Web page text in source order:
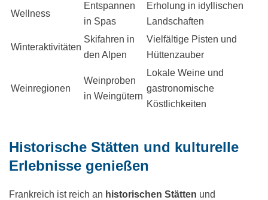
Wellness
Entspannen
in Spas
Erholung in idyllischen
Landschaften
Winteraktivitäten
Skifahren in
den Alpen
Vielfältige Pisten und
Hüttenzauber
Weinregionen
Weinproben
in Weingütern
Lokale Weine und
gastronomische
Köstlichkeiten
Historische Stätten und kulturelle
Erlebnisse genießen
Frankreich ist reich an historischen Stätten und